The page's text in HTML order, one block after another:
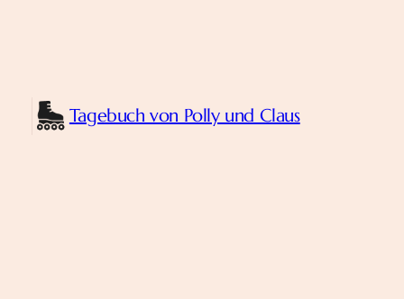
Tagebuch von Polly und Claus